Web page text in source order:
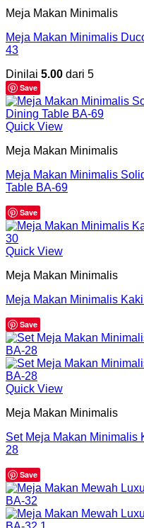
Meja Makan Minimalis
Meja Makan Minimalis
43
Dinilai 5.00 dari 5
Save
Quick View
Meja Makan Minimalis
Meja Makan Minimalis
Table BA-69
Save
Quick View
Meja Makan Minimalis
Meja Makan Minimalis
Save
Quick View
Meja Makan Minimalis
Set Meja Makan Minimalis
28
Save